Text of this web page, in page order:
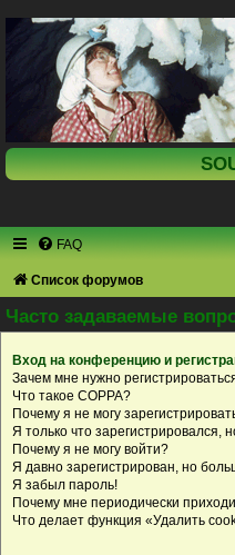
FAQ
Список форумов
Часто задаваемые
Вход на конференцию и
Зачем мне нужно
Что такое COPPA?
Почему я не могу
Я только что зарегистрировался,
Почему я не могу войти?
Я давно зарегистрирован, но
Я забыл пароль!
Почему мне периодически
Что делает функция «Удалить